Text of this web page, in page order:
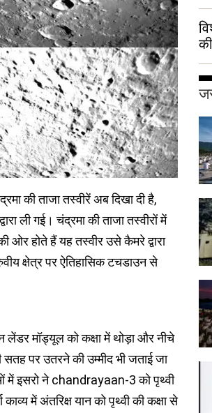
की ताजा तस्वीरें अब दिखा दी है,
ली गई। चंद्रमा की ताजा तस्वीरों में
होते हैं यह तस्वीर उसे कैमरे द्वारा
क्षेत्र पर ऐतिहासिक टचडाउन से
लेंडर मॉड्यूल को कक्षा में थोड़ा और नीचे
पर उतरने की उम्मीद भी जताई जा
में इसरो ने chandrayaan-3 को पृथ्वी
में अंतरिक्ष यान को पृथ्वी की कक्षा से
हुई